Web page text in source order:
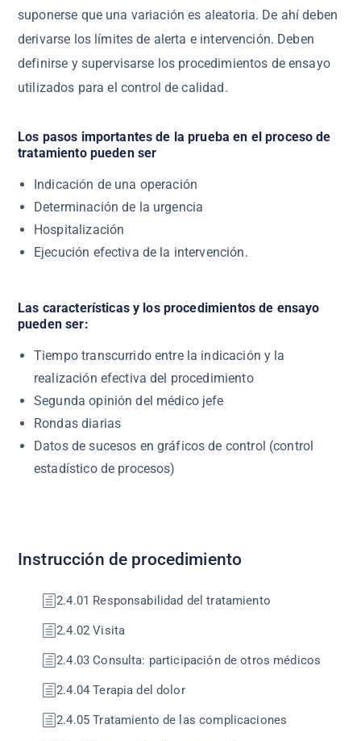
suponerse que una variación es aleatoria. De ahí deben
derivarse los límites de alerta e intervención. Deben
definirse y supervisarse los procedimientos de ensayo
utilizados para el control de calidad.
Los pasos importantes de la prueba en el proceso de
tratamiento pueden ser
Indicación de una operación
Determinación de la urgencia
Hospitalización
Ejecución efectiva de la intervención.
Las características y los procedimientos de ensayo
pueden ser:
Tiempo transcurrido entre la indicación y la
realización efectiva del procedimiento
Segunda opinión del médico jefe
Rondas diarias
Datos de sucesos en gráficos de control (control
estadístico de procesos)
Instrucción de procedimiento
2.4.01 Responsabilidad del tratamiento
2.4.02 Visita
2.4.03 Consulta: participación de otros médicos
2.4.04 Terapia del dolor
2.4.05 Tratamiento de las complicaciones